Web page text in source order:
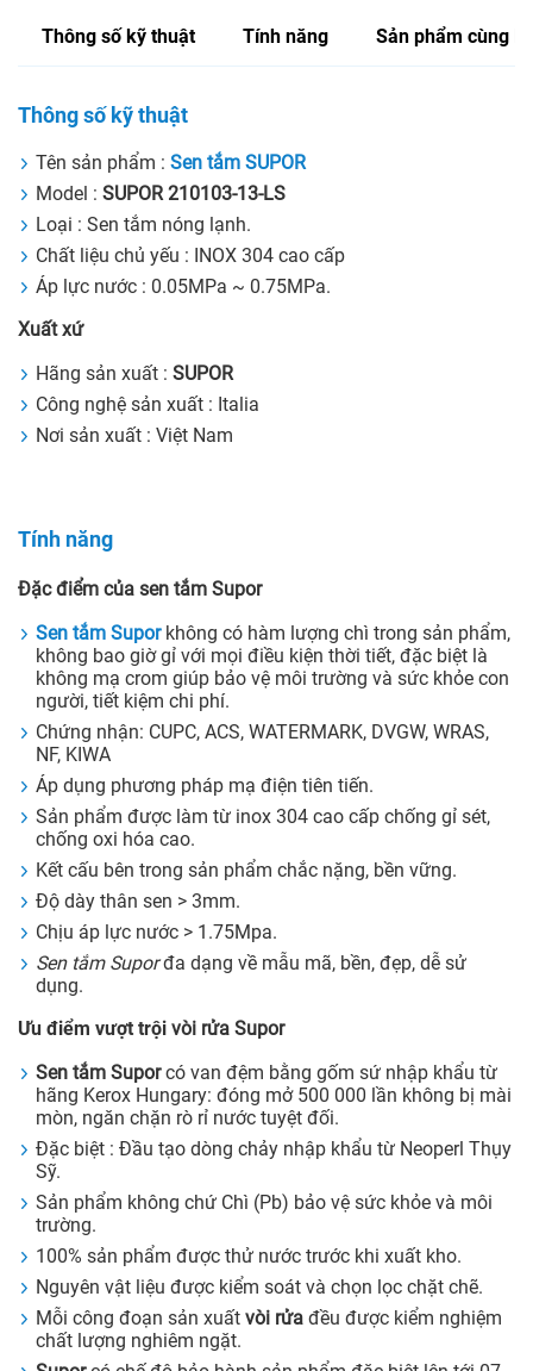
Thông số kỹ thuật Tính năng Sản phẩm cùng
Thông số kỹ thuật
Tên sản phẩm : Sen tắm SUPOR
Model : SUPOR 210103-13-LS
Loại : Sen tắm nóng lạnh.
Chất liệu chủ yếu : INOX 304 cao cấp
Áp lực nước : 0.05MPa ~ 0.75MPa.
Xuất xứ
Hãng sản xuất : SUPOR
Công nghệ sản xuất : Italia
Nơi sản xuất : Việt Nam
Tính năng
Đặc điểm của sen tắm Supor
Sen tắm Supor không có hàm lượng chì trong sản phẩm,
không bao giờ gỉ với mọi điều kiện thời tiết, đặc biệt là
không mạ crom giúp bảo vệ môi trường và sức khỏe con
người, tiết kiệm chi phí.
Chứng nhận: CUPC, ACS, WATERMARK, DVGW, WRAS,
NF, KIWA
Áp dụng phương pháp mạ điện tiên tiến.
Sản phẩm được làm từ inox 304 cao cấp chống gỉ sét,
chống oxi hóa cao.
Kết cấu bên trong sản phẩm chắc nặng, bền vững.
Độ dày thân sen > 3mm.
Chịu áp lực nước > 1.75Mpa.
Sen tắm Suporđa dạng về mẫu mã, bền, đẹp, dễ sử
dụng.
Ưu điểm vượt trội vòi rửa Supor
Sen tắm Suporcó van đệm bằng gốm sứ nhập khẩu từ
hãng Kerox Hungary: đóng mở 500 000 lần không bị mài
mòn, ngăn chặn rò rỉ nước tuyệt đối.
Đặc biệt : Đầu tạo dòng chảy nhập khẩu từ Neoperl Thụy
Sỹ.
Sản phẩm không chứ Chì (Pb) bảo vệ sức khỏe và môi
trường.
100% sản phẩm được thử nước trước khi xuất kho.
Nguyên vật liệu được kiểm soát và chọn lọc chặt chẽ.
Mỗi công đoạn sản xuất vòi rửa đều được kiểm nghiệm
chất lượng nghiêm ngặt.